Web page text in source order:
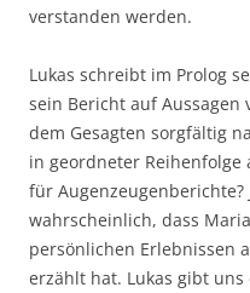
verstanden werden.
Lukas schreibt im Prolog
sein Bericht auf Aussagen
dem Gesagten sorgfältig
in geordneter Reihenfolge
für
wahrscheinlich, dass
persönlichen Erlebnissen
erzählt hat. Lukas gibt